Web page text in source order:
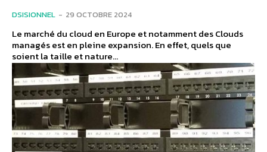
DSISIONNEL - 29 OCTOBRE 2024
Le marché du cloud en Europe et notamment des Clouds
managés est en pleine expansion. En effet, quels que
soient la taille et nature...